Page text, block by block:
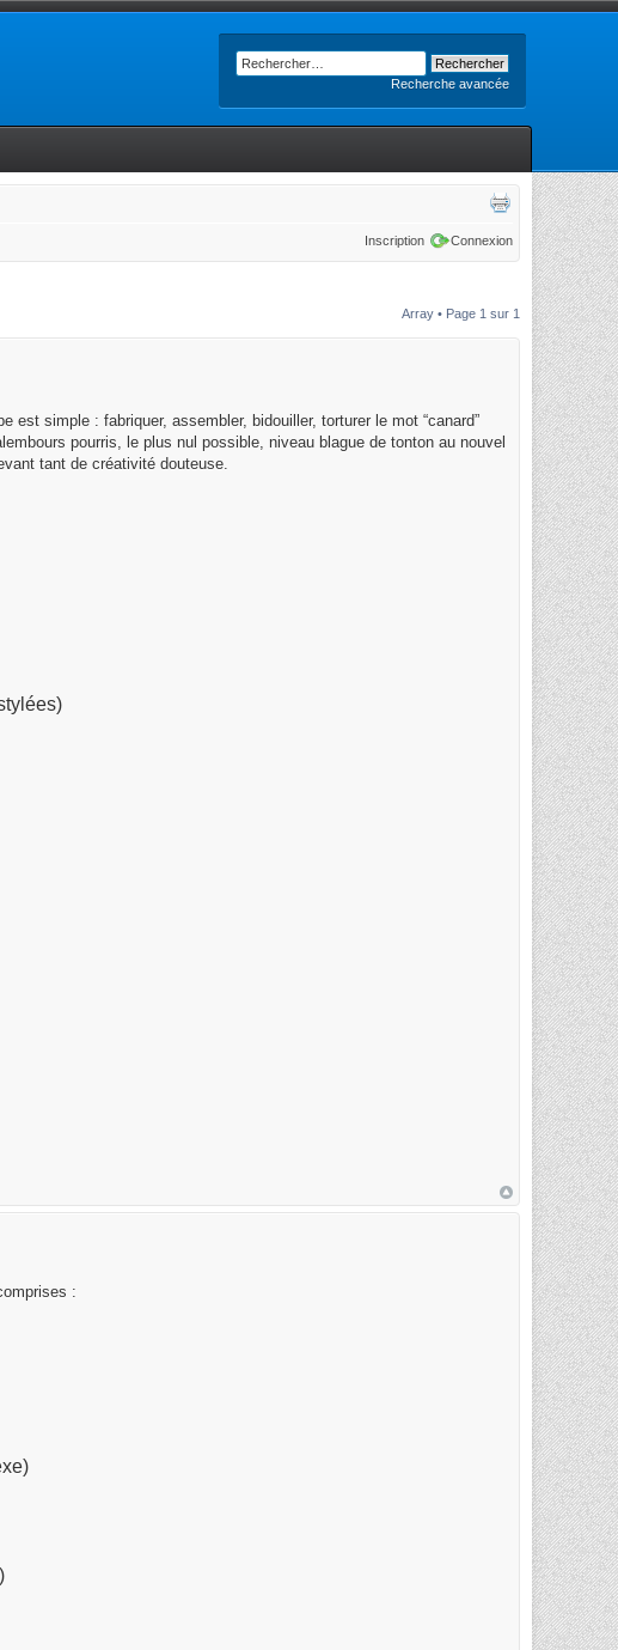
Recherche avancée
Inscription Connexion
Array • Page 1 sur 1
simple : fabriquer, assembler, bidouiller, torturer le mot “canard”
pourris, le plus nul possible, niveau blague de tonton au nouvel
tant de créativité douteuse.
: